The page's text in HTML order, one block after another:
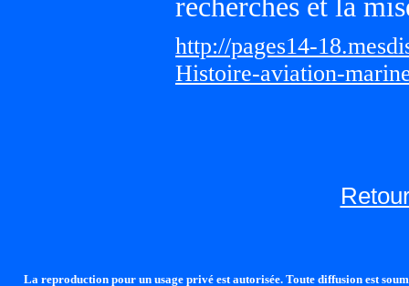
http://pages14-
Histoire-aviation-
La reproduction pour un usage privé est autorisée. Toute diffusion est